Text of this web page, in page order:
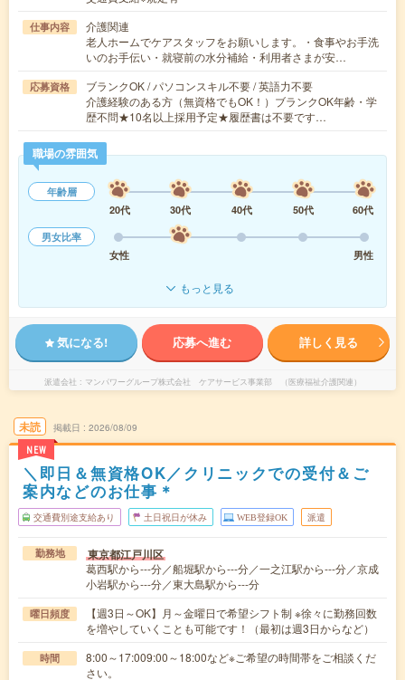
仕事内容
介護関連
老人ホームでケアスタッフをお願いします。・食事やお手洗
いのお手伝い・就寝前の水分補給・利用者さまが安…
応募資格
ブランクOK / パソコンスキル不要 / 英語力不要
介護経験のある方（無資格でもOK！）ブランクOK年齢・学
歴不問★10名以上採用予定★履歴書は不要です…
職場の雰囲気
年齢層
20代
30代 40代 50代
60代
男女比率
女性
男性
もっと見る
気になる! 応募へ進む 詳しく見る
派遣会社 マンパワーグループ株式会社 ケアサービス事業部 （医療福祉介護関連）
未読
NEW
掲載日 2026/08/09
＼即日＆無資格OK／クリニックでの受付＆ご
案内などのお仕事＊
交通費別途支給あり 土日祝日が休み WEB登録OK 派遣
勤務地 東京都江戸川区
葛西駅から---分／船堀駅から---分／一之江駅から---分／京成
小岩駅から---分／東大島駅から---分
曜日頻度
【週3日～OK】月～金曜日で希望シフト制 ※徐々に勤務回数
を増やしていくことも可能です！（最初は週3日からなど）
時間
8:00～17:009:00～18:00など※ご希望の時間帯をご相談くだ
さい。